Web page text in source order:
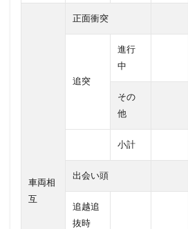
車両相
互
正面衝突
追突
進行
中
その
他
小計
出会い頭
追越追
抜時